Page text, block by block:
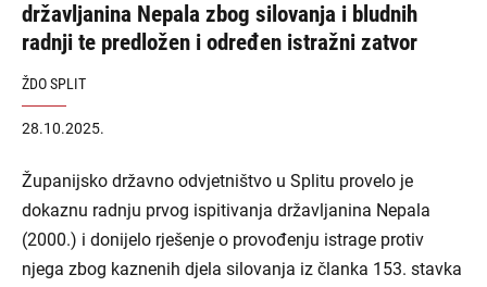
državljanina Nepala zbog silovanja i bludnih
radnji te predložen i određen istražni zatvor
ŽDO SPLIT
28.10.2025.
Županijsko državno odvjetništvo u Splitu provelo je
dokaznu radnju prvog ispitivanja državljanina Nepala
(2000.) i donijelo rješenje o provođenju istrage protiv
njega zbog kaznenih djela silovanja iz članka 153. stavka